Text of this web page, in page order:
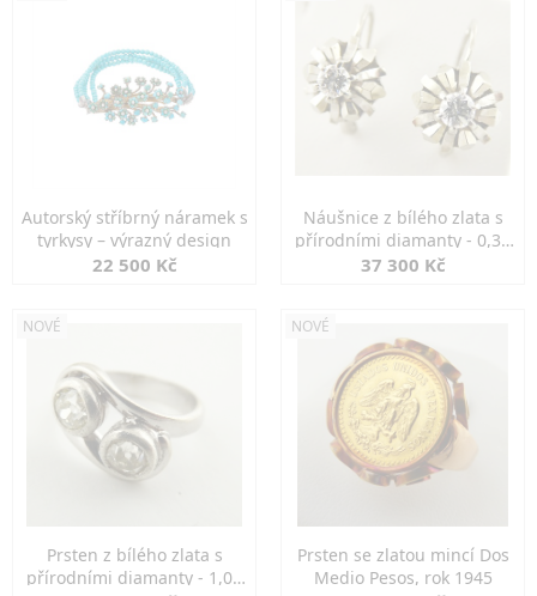
Autorský stříbrný náramek s
tyrkysy – výrazný design
22 500 Kč
Náušnice z bílého zlata s
přírodními diamanty - 0,30
ct
37 300 Kč
NOVÉ
Prsten z bílého zlata s
přírodními diamanty - 1,00
NOVÉ
Prsten se zlatou mincí Dos
Medio Pesos, rok 1945